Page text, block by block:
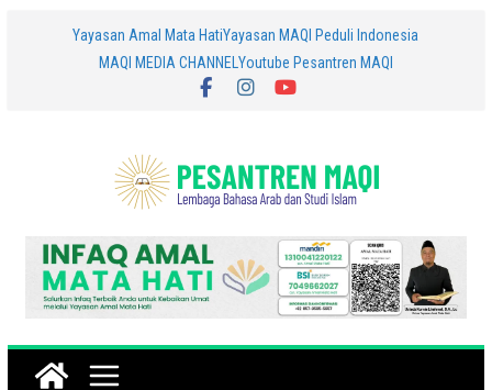
Yayasan Amal Mata HatiYayasan MAQI Peduli Indonesia
MAQI MEDIA CHANNEL Youtube Pesantren MAQI